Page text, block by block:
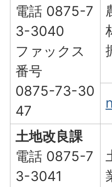
電話 0875-7
3-3040
ファックス
番号
0875-73-30
47
土地改良課
電話 0875-7
3-3041